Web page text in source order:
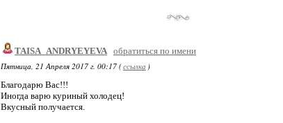
TAISA_ANDRYEYEVA обратиться по имени
Пятница, 21 Апреля 2017 г. 00:17 (ссылка )
Благодарю Вас!!!
Иногда варю куриный холодец!
Вкусный получается.